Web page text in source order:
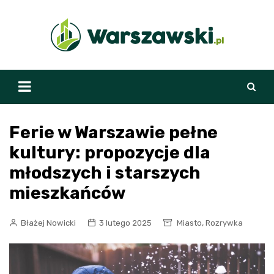
Ferie w Warszawie pełne
kultury: propozycje dla
młodszych i starszych
mieszkańców
Błażej Nowicki 3 lutego 2025 Miasto, Rozrywka